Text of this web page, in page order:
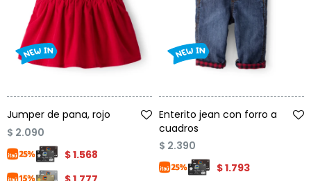
Jumper de pana, rojo
$ 2.090
$1.568
Enterito jean con forro a
cuadros
$ 2.390
$1.793